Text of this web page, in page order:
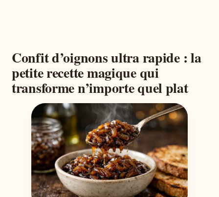
Confit d’oignons ultra rapide : la
petite recette magique qui
transforme n’importe quel plat